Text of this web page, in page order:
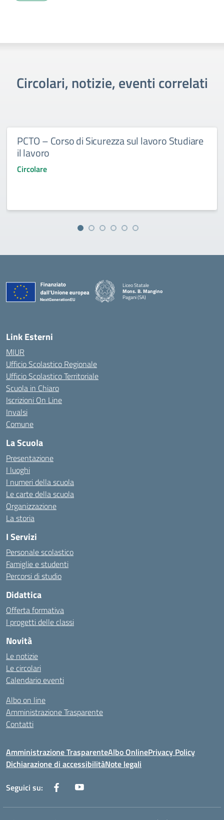
Circolari, notizie, eventi correlati
PCTO – Corso di Sicurezza sul lavoro Studiare
il lavoro
Circolare
Liceo Statale
Mons. B. Mangino
Pagani (SA)
— Visita la pagina iniziale della scuola
Link Esterni
MIUR
Ufficio Scolastico Regionale
Ufficio Scolastico Territoriale
Scuola in Chiaro
Iscrizioni On Line
Invalsi
Comune
La Scuola
Presentazione
I luoghi
I numeri della scuola
Le carte della scuola
Organizzazione
La storia
I Servizi
Personale scolastico
Famiglie e studenti
Percorsi di studio
Didattica
Offerta formativa
I progetti delle classi
Novità
Le notizie
Le circolari
Calendario eventi
Albo on line
Amministrazione Trasparente
Contatti
Amministrazione TrasparenteAlbo OnlinePrivacy Policy
Dichiarazione di accessibilitàNote legali
Seguici su: